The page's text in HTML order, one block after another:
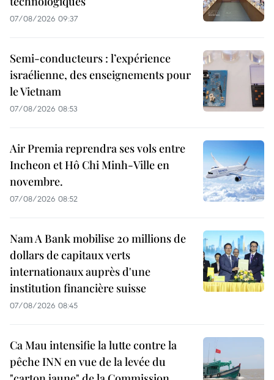
07/08/2026 09:37
Semi-conducteurs : l’expérience
israélienne, des enseignements pour
le Vietnam
07/08/2026 08:53
Air Premia reprendra ses vols entre
Incheon et Hô Chi Minh-Ville en
novembre.
07/08/2026 08:52
Nam A Bank mobilise 20 millions de
dollars de capitaux verts
internationaux auprès d'une
institution financière suisse
07/08/2026 08:45
Ca Mau intensifie la lutte contre la
pêche INN en vue de la levée du